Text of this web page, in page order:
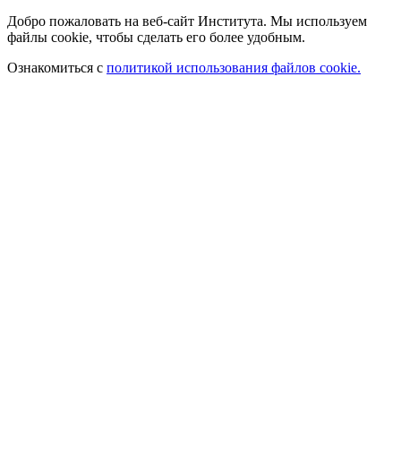
Добро пожаловать на веб-сайт Института. Мы используем
файлы cookie, чтобы сделать его более удобным.
Ознакомиться с политикой использования файлов cookie.